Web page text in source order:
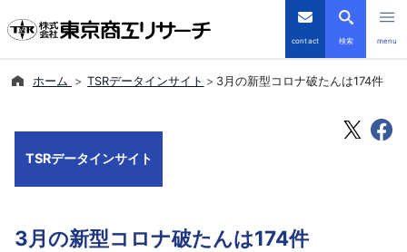
contact 検索 menu
TSR-PLUS
優良企業サイト
ホーム TSRデータインサイト 3月の新型コロナ破たんは174件
TSRデータインサイト
3月の新型コロナ破たんは174件